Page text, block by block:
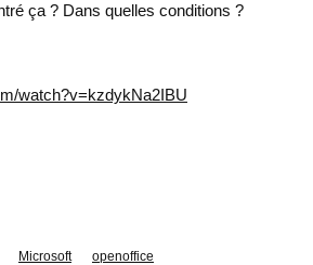
ça ? Dans quelles conditions ?
watch?v=kzdykNa2IBU
Microsoft openoffice